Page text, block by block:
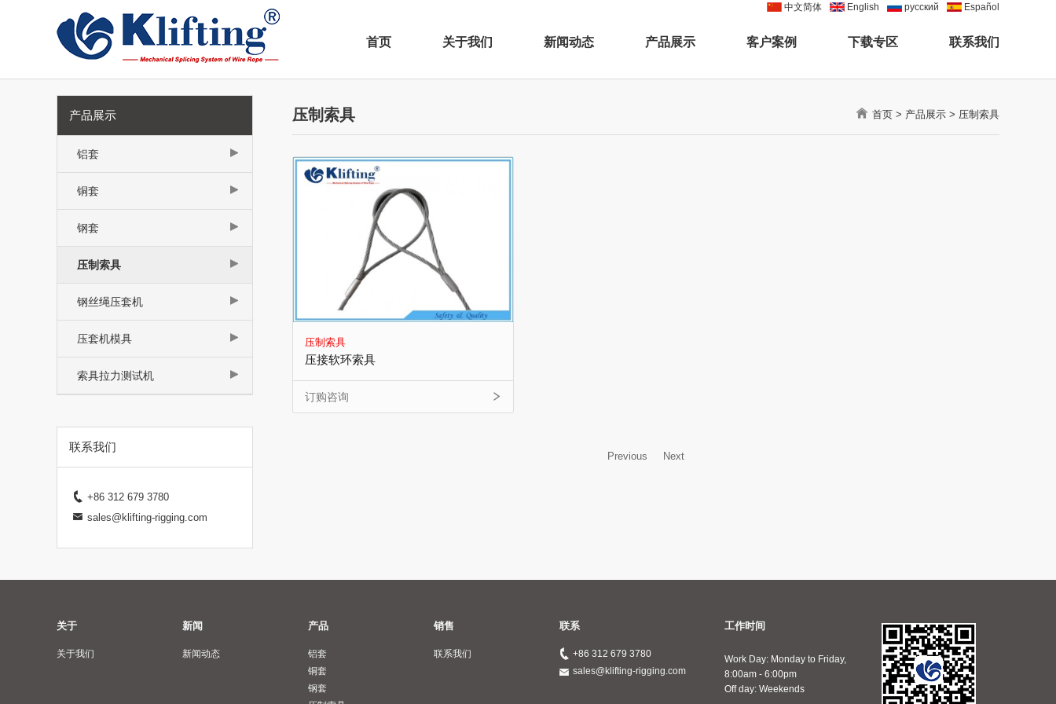
首页 关于我们 新闻动态 产品展示 客户案例 下载专区 联系我们
中文简体 English pусский Español
产品展示
铝套
铜套
钢套
压制索具
钢丝绳压套机
压套机模具
索具拉力测试机
联系我们
+86 312 679 3780
sales@klifting-rigging.com
压制索具 首页 > 产品展示 > 压制索具
压制索具
压接软环索具
订购咨询
Previous Next
关于
关于我们
新闻
新闻动态
产品
铝套
铜套
钢套
销售
联系我们
联系
+86 312 679 3780
sales@klifting-rigging.com
工作时间
Work Day: Monday to Friday,
8:00am - 6:00pm
Off day: Weekends